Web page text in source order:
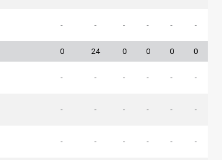
- - - - - -
0 24 0 0 0 0
- - - - - -
- - - - - -
- - - - - -